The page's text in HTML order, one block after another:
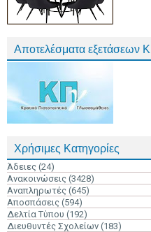
Αποτελέσματα εξετάσεων
Χρήσιμες Κατηγορίες
Άδειες (24)
Ανακοινώσεις (3428)
Αναπληρωτές (645)
Αποσπάσεις (594)
Δελτία Τύπου (192)
Διευθυντές Σχολείων (183)